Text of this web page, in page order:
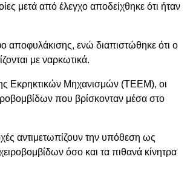
μετά από έλεγχο αποδείχθηκε ότι ήταν
αποφυλάκισης, ενώ διαπιστώθηκε ότι ο
με ναρκωτικά.
Εκρηκτικών Μηχανισμών (ΤΕΕΜ), οι
που βρίσκονταν μέσα στο
αντιμετωπίζουν την υπόθεση ως
όσο και τα πιθανά κίνητρα